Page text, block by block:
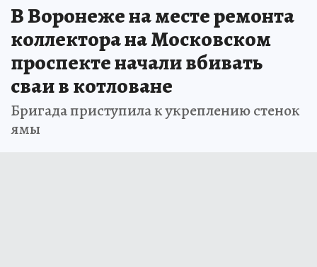
В Воронеже на месте ремонта
коллектора на Московском
проспекте начали вбивать
сваи в котловане
Бригада приступила к укреплению стенок
ямы